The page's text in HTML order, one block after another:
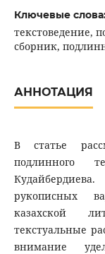
Ключевые
текстоведение,
сборник,
АННОТАЦИЯ
В статье
подлинного
рукописных
казахской
текстуальные
внимание